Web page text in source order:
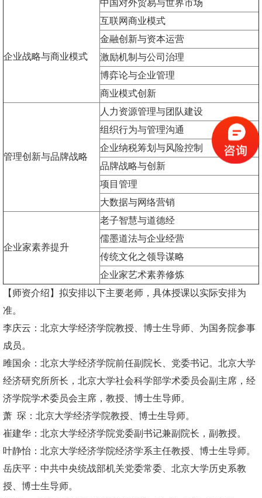
企业战略与商业模式
中国对外贸易与世界市场
互联网商业模式
金融创新与资本运营
激励机制与公司治理
博弈论与企业管理
商业模式创新
管理创新与品牌战略
人力资源管理与团队建设
组织行为与管理沟通
企业纳税筹划与风险控制
品牌战略与创新
项目管理
大数据与网络营销
企业家素养提升
老子智慧与道德经
儒墨道法与企业经营
传统文化之领导谋略
企业家艺术素养修炼
【师资介绍】拟安排以下主要老师，具体授课以实际安排为
准。
李庆云：北京大学经济学院教授、博士生导师、为国务院参事
成员。
雎国余：北京大学经济学院前任副院长、党委书记。北京大学
经济研究所所长，北京大学社会科学部学术委员会副主席，经
济学院学术委员会主席，教授、博士生导师。
萧 琛：北京大学经济学院教授、博士生导师。
崔建华：北京大学经济学院党委副书记兼副院长，副教授。
叶静怡：北京大学经济学院经济学系主任教授、博士生导师。
岳庆平：中共中央统战部机关党委常委、北京大学历史系教
授、博士生导师。